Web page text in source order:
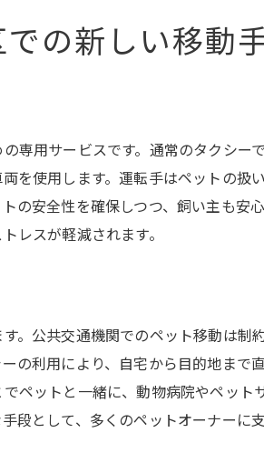
語るペットタクシー体験
約時のポイント
用者の声と満足度
特別サービス紹介
な移動法江東区のペットタクシー
ペットタクシーの選び方
軽減に役立つ移動法
アのポイント
全基準と規制
の新しい移動
専用サービスです。通常のタクシー
を使用します。運転手はペットの扱
の安全性を確保しつつ、飼い主も安
レスが軽減されます。
。公共交通機関でのペット移動は制
の利用により、自宅から目的地まで
ペットと一緒に、動物病院やペット
段として、多くのペットオーナーに支